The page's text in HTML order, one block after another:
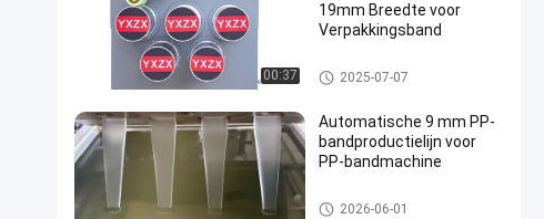
00:37
19mm Breedte voor
Verpakkingsband
PP-stropband-extrusielijn
2025-07-07
Automatische 9 mm PP-
bandproductielijn voor
PP-bandmachine
PP-bandmachine
2026-06-01